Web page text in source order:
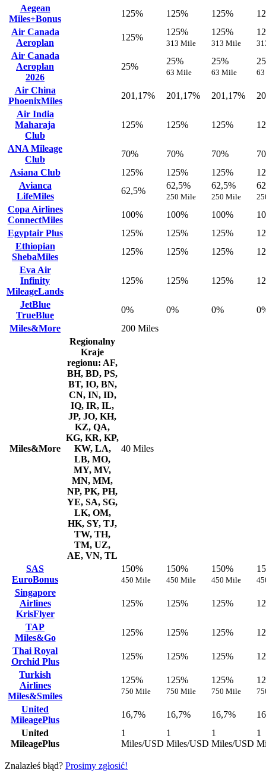
Aegean
Miles+Bonus
125% 125% 125%
Air Canada
Aeroplan
125%
125%
313 Mile
125%
313 Mile
Air Canada
Aeroplan
2026
25%
25%
63 Mile
25%
63 Mile
Air China
PhoenixMiles
201,17% 201,17% 201,17%
Air India
Maharaja
Club
125% 125% 125%
ANA Mileage
Club
70% 70% 70%
Asiana Club
125% 125% 125%
Avianca
LifeMiles
62,5%
62,5%
250 Mile
62,5%
250 Mile
Copa Airlines
ConnectMiles
100% 100% 100%
Egyptair Plus
125% 125% 125%
Ethiopian
ShebaMiles
125% 125% 125%
Eva Air
Infinity
MileageLands
125% 125% 125%
JetBlue
TrueBlue
0% 0% 0%
Miles&More
200 Miles
Miles&More
Regionalny
Kraje
regionu: AF,
BH, BD, PS,
BT, IO, BN,
CN, IN, ID,
IQ, IR, IL,
JP, JO, KH,
KZ, QA,
KG, KR, KP,
KW, LA,
LB, MO,
MY, MV,
MN, MM,
NP, PK, PH,
YE, SA, SG,
LK, OM,
HK, SY, TJ,
TW, TH,
TM, UZ,
AE, VN, TL
40 Miles
SAS
EuroBonus
150%
450 Mile
150%
450 Mile
150%
450 Mile
Singapore
Airlines
KrisFlyer
125% 125% 125%
TAP
Miles&Go
125% 125% 125%
Thai Royal
Orchid Plus
125% 125% 125%
Turkish
Airlines
Miles&Smiles
125%
750 Mile
125%
750 Mile
125%
750 Mile
United
MileagePlus
16,7% 16,7% 16,7%
United
MileagePlus
1
Miles/USD
1
Miles/USD
1
Miles/USD
1
Znalazłeś błąd? Prosimy zgłosić!